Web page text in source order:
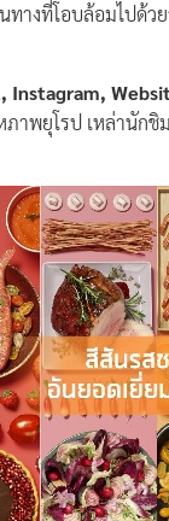
ทางที่โอบล้อมไป
Instagram,
าพยุโรป เหล่านัก